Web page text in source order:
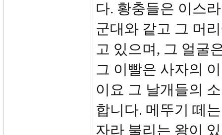
다. 황충들은 이스
군대와 같고 그 머
고 있으며, 그 얼굴
그 이빨은 사자의
이요 그 날개들의
합니다. 메뚜기 떼
자라 불리는 왕이